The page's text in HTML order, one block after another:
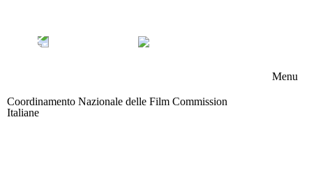
Coordinamento Nazionale delle Film Commission
Italiane
Menu